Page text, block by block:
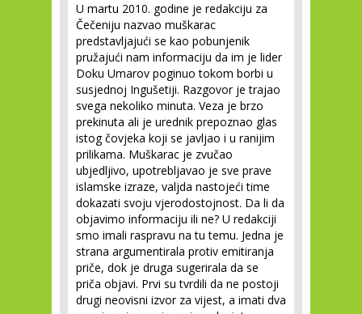
U martu 2010. godine je redakciju za
Čečeniju nazvao muškarac
predstavljajući se kao pobunjenik
pružajući nam informaciju da im je lider
Doku Umarov poginuo tokom borbi u
susjednoj Ingušetiji. Razgovor je trajao
svega nekoliko minuta. Veza je brzo
prekinuta ali je urednik prepoznao glas
istog čovjeka koji se javljao i u ranijim
prilikama. Muškarac je zvučao
ubjedljivo, upotrebljavao je sve prave
islamske izraze, valjda nastojeći time
dokazati svoju vjerodostojnost. Da li da
objavimo informaciju ili ne? U redakciji
smo imali raspravu na tu temu. Jedna je
strana argumentirala protiv emitiranja
priče, dok je druga sugerirala da se
priča objavi. Prvi su tvrdili da ne postoji
drugi neovisni izvor za vijest, a imati dva